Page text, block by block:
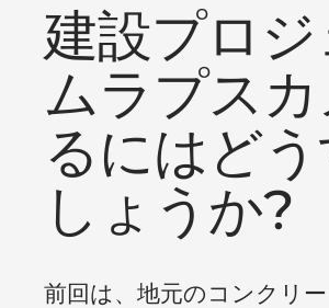
建設プロ
ムラプス
るにはど
しょうか?
前回は、地元のコンクリ